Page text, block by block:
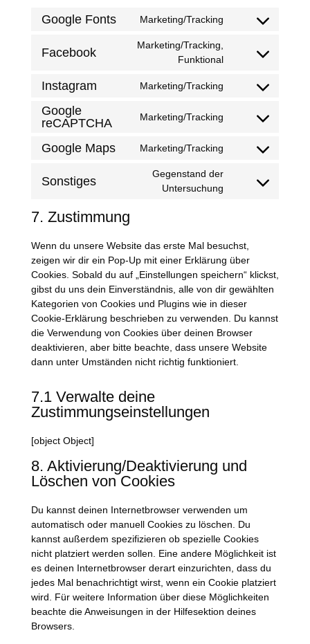
Google Fonts Marketing/Tracking
Consent
service
Facebook
Marketing/Tracking,
Funktional
Consent
service
Instagram Marketing/Tracking
Consent
service
Google
reCAPTCHA
Marketing/Tracking
Consent
service
recaptcha
Google Maps Marketing/Tracking
Consent
service
Sonstiges
Gegenstand der
Untersuchung
Consent
7. Zustimmung
Wenn du unsere Website das erste Mal besuchst,
zeigen wir dir ein Pop-Up mit einer Erklärung über
Cookies. Sobald du auf „Einstellungen speichern“ klickst,
gibst du uns dein Einverständnis, alle von dir gewählten
Kategorien von Cookies und Plugins wie in dieser
Cookie-Erklärung beschrieben zu verwenden. Du kannst
die Verwendung von Cookies über deinen Browser
deaktivieren, aber bitte beachte, dass unsere Website
dann unter Umständen nicht richtig funktioniert.
7.1 Verwalte deine
Zustimmungseinstellungen
[object Object]
8. Aktivierung/Deaktivierung und
Löschen von Cookies
Du kannst deinen Internetbrowser verwenden um
automatisch oder manuell Cookies zu löschen. Du
kannst außerdem spezifizieren ob spezielle Cookies
nicht platziert werden sollen. Eine andere Möglichkeit ist
es deinen Internetbrowser derart einzurichten, dass du
jedes Mal benachrichtigt wirst, wenn ein Cookie platziert
wird. Für weitere Information über diese Möglichkeiten
beachte die Anweisungen in der Hilfesektion deines
Browsers.